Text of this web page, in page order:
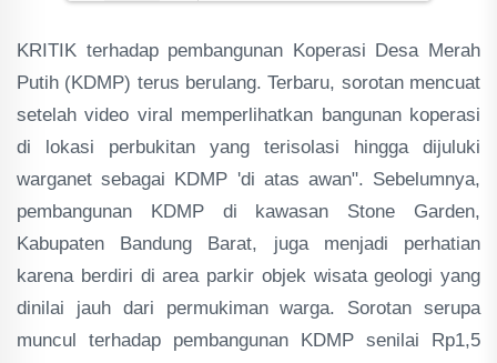
Loading PDF 65% ...
KRITIK terhadap pembangunan Koperasi Desa Merah
Putih (KDMP) terus berulang. Terbaru, sorotan mencuat
setelah video viral memperlihatkan bangunan koperasi
di lokasi perbukitan yang terisolasi hingga dijuluki
warganet sebagai KDMP 'di atas awan". Sebelumnya,
pembangunan KDMP di kawasan Stone Garden,
Kabupaten Bandung Barat, juga menjadi perhatian
karena berdiri di area parkir objek wisata geologi yang
dinilai jauh dari permukiman warga. Sorotan serupa
muncul terhadap pembangunan KDMP senilai Rp1,5